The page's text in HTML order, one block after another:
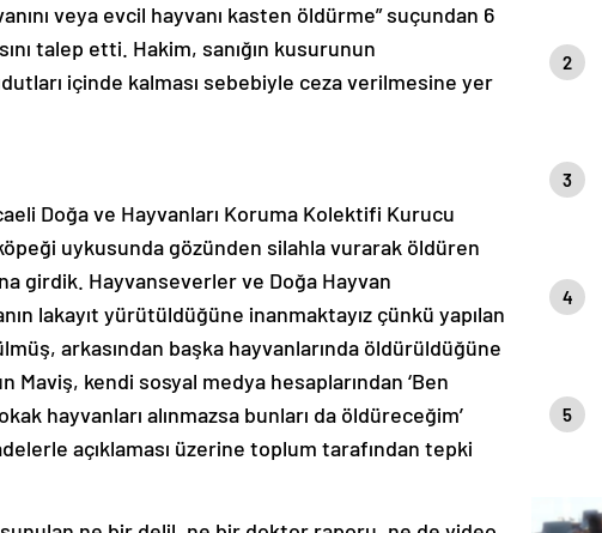
veya evcil hayvanı kasten öldürme” suçundan 6
talep etti. Hakim, sanığın kusurunun
içinde kalması sebebiyle ceza verilmesine yer
Doğa ve Hayvanları Koruma Kolektifi Kurucu
uykusunda gözünden silahla vurarak öldüren
girdik. Hayvanseverler ve Doğa Hayvan
lakayıt yürütüldüğüne inanmaktayız çünkü yapılan
arkasından başka hayvanlarında öldürüldüğüne
Maviş, kendi sosyal medya hesaplarından ‘Ben
hayvanları alınmazsa bunları da öldüreceğim’
açıklaması üzerine toplum tarafından tepki
2
3
4
5